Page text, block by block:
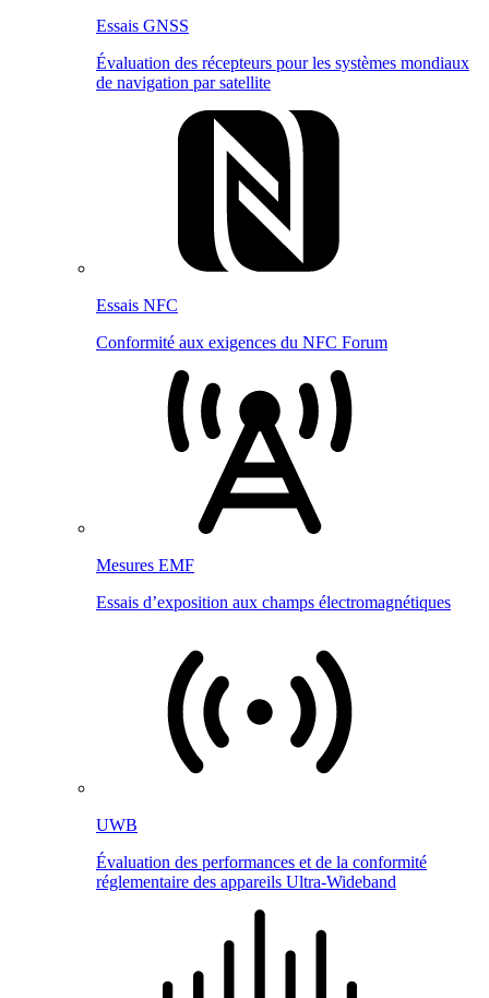
Essais GNSS
Évaluation des récepteurs pour les systèmes mondiaux
de navigation par satellite
Essais NFC
Conformité aux exigences du NFC Forum
Mesures EMF
Essais d’exposition aux champs électromagnétiques
UWB
Évaluation des performances et de la conformité
réglementaire des appareils Ultra-Wideband